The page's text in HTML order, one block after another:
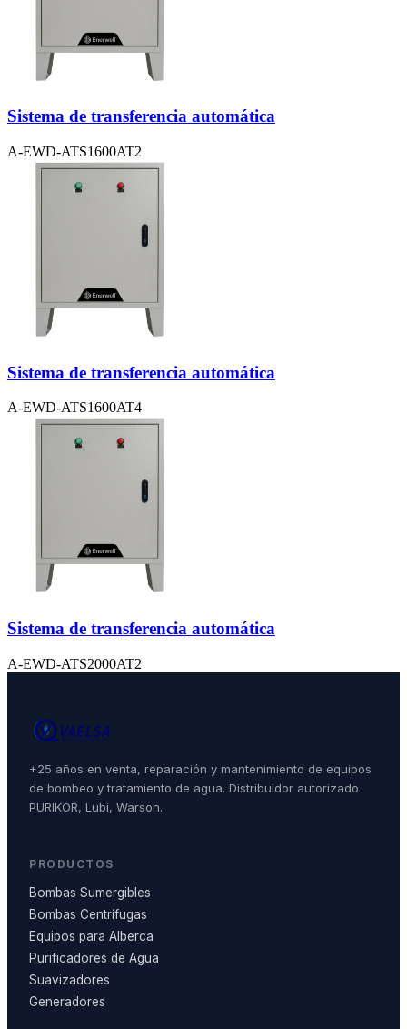
Sistema de transferencia automática
A-EWD-ATS1600AT2
Sistema de transferencia automática
A-EWD-ATS1600AT4
Sistema de transferencia automática
A-EWD-ATS2000AT2
+25 años en venta, reparación y mantenimiento de equipos
de bombeo y tratamiento de agua. Distribuidor autorizado
PURIKOR, Lubi, Warson.
PRODUCTOS
Bombas Sumergibles
Bombas Centrífugas
Equipos para Alberca
Purificadores de Agua
Suavizadores
Generadores